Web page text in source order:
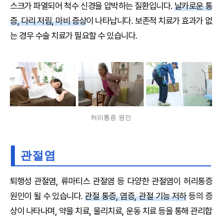
스크가 파열되어 척수 신경을 압박하는 질환입니다. 날카로운 통
증, 다리 저림, 마비 증상이 나타납니다. 보존적 치료가 효과가 없
는 경우 수술 치료가 필요할 수 있습니다.
허리통증 원인
관절염
퇴행성 관절염, 류마티스 관절염 등 다양한 관절염이 허리통증
원인이 될 수 있습니다.관절 통증, 염증, 관절 기능 저하등의 증
상이 나타나며, 약물 치료, 물리치료, 운동 치료 등을 통해 관리합